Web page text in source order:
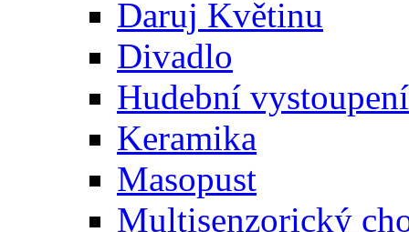
Daruj Květinu
Divadlo
Hudební vystoupení
Keramika
Masopust
Multisenzorický